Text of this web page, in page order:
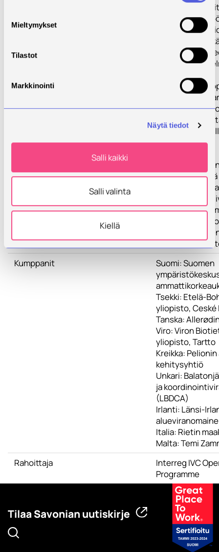
Mieltymykset
Tilastot
Markkinointi
Näytä tiedot
Salli kaikki
Salli valinta
Kiellä
autetaan
hyviä vesien
kunnostuksen
maakuntien
- Kehittää
tietolähteeksi,
tarkoitettu
sidosryhmille
- Siirtää
hyviä
Eurooppaan
asettamat
ja vesistöille
Euroopan
luonnon
Kumppanit
Suomi: Suomen
Tsekki: Etelä-
yliopisto, Ceské
Tanska:
Viro: Viron
yliopisto, Tartto
Kreikka:
kehitysyhtiö
Unkari:
ja
(LBDCA)
Irlanti: Länsi-
Italia: Rietin
Malta: Temi
Rahoittaja
Interreg IVC
Programme
Tilaa Savonian uutiskirje